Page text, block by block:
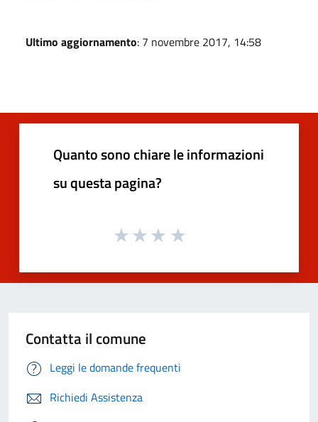
Ultimo aggiornamento: 7 novembre 2017, 14:58
Quanto sono chiare le informazioni
su questa pagina?
Contatta il comune
Leggi le domande frequenti
Richiedi Assistenza